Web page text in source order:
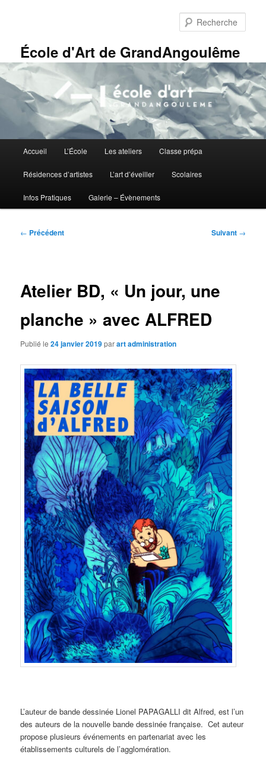
principalÉcole d'Art de GrandAngoulême
principal
Accueil L’École Les ateliers Classe prépa
Résidences d’artistes L’art d’éveiller Scolaires
Infos Pratiques Galerie – Évènements
Navigation
← Précédent Suivant →
Atelier BD, « Un jour, une
planche » avec ALFRED
Publié le24 janvier 2019parart administration
L’auteur de bande dessinée Lionel PAPAGALLI dit Alfred, est l’un
des auteurs de la nouvelle bande dessinée française. Cet auteur
propose plusieurs événements en partenariat avec les
établissements culturels de l’agglomération.